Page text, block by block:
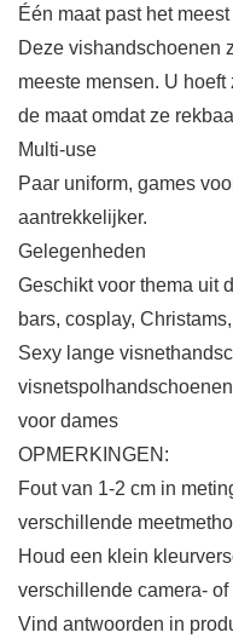
Één maat past het meest
Deze vishandschoenen
meeste mensen. U
de maat omdat ze
Multi-use
Paar uniform, games
aantrekkelijker.
Gelegenheden
Geschikt voor thema uit
bars, cosplay,
Sexy lange
voor dames
OPMERKINGEN:
Fout van 1-2 cm in
verschillende
Houd een klein
verschillende camera-
Vind antwoorden in